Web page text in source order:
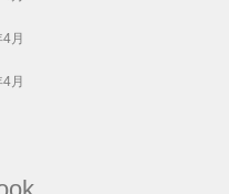
月
月